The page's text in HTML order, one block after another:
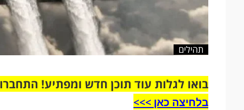
תהילים
בואו לגלות עוד תוכן חדש ומפתיע!
בלחיצה כאן >>>​